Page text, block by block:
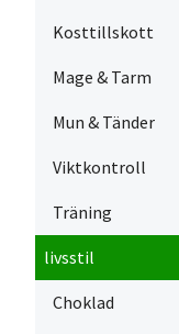
Kosttillskott
Mage & Tarm
Mun & Tänder
Viktkontroll
Träning
livsstil
Choklad